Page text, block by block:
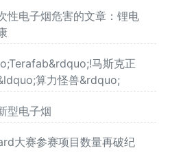
性电子烟危害的文章：锂电
马斯克正
算力怪兽&rdquo;
型电子烟
大赛参赛项目数量再破纪